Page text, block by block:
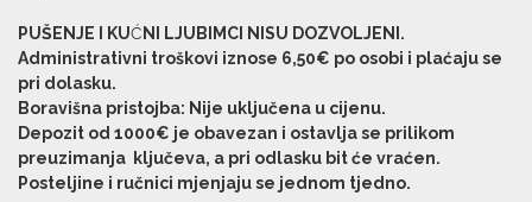
PUŠ ENJE I KUĆNI LJUBIMCI NISU DOZVOLJENI.
Administrativni troškovi iznose 6,50€ po osobi i plaćaju se
pri dolasku.
Boravišna pristojba: Nije uključena u cijenu.
Depozit od 1000€ je obavezan i ostavlja se prilikom
preuzimanja ključeva, a pri odlasku bit će vraćen.
Posteljine i ručnici mjenjaju se jednom tjedno.